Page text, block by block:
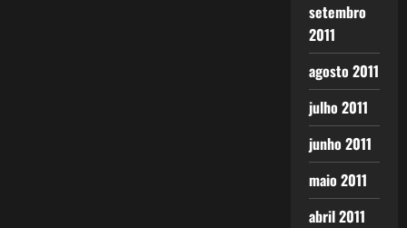
setembro
2011
agosto 2011
julho 2011
junho 2011
maio 2011
abril 2011